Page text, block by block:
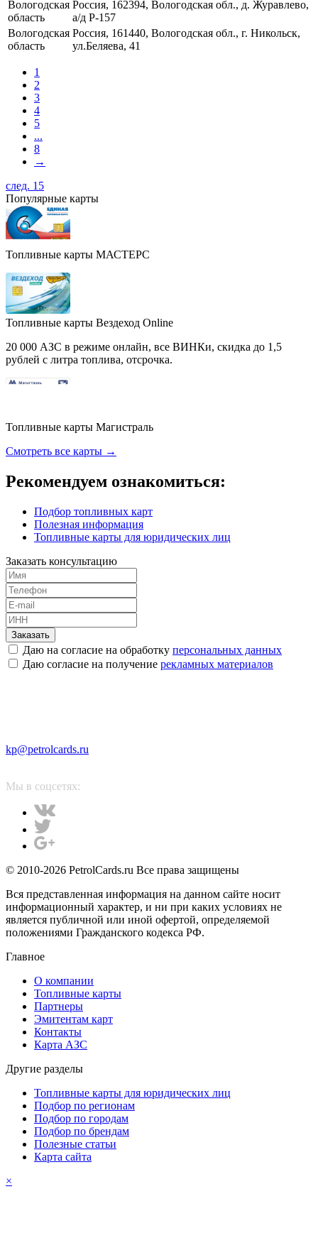
Вологодская
область
Россия, 162394, Вологодская обл., д. Журавлево,
а/д Р-157
Вологодская
область
Россия, 161440, Вологодская обл., г. Никольск,
ул.Беляева, 41
1
2
3
4
5
...
8
→
след. 15
Популярные карты
Топливные карты МАСТЕРС
Топливные карты Вездеход Online
20 000 АЗС в режиме онлайн, все ВИНКи, скидка до 1,5
рублей с литра топлива, отсрочка.
Топливные карты Магистраль
Смотреть все карты →
Рекомендуем ознакомиться:
Подбор топливных карт
Полезная информация
Топливные карты для юридических лиц
Заказать консультацию
Заказать
Даю на согласие на обработку персональных данных
Даю согласие на получение рекламных материалов
kp@petrolcards.ru
Мы в соцсетях:
© 2010-2026 PetrolCards.ru Все права защищены
Вся представленная информация на данном сайте носит
информационный характер, и ни при каких условиях не
является публичной или иной офертой, определяемой
положениями Гражданского кодекса РФ.
Главное
О компании
Топливные карты
Партнеры
Эмитентам карт
Контакты
Карта АЗС
Другие разделы
Топливные карты для юридических лиц
Подбор по регионам
Подбор по городам
Подбор по брендам
Полезные статьи
Карта сайта
×